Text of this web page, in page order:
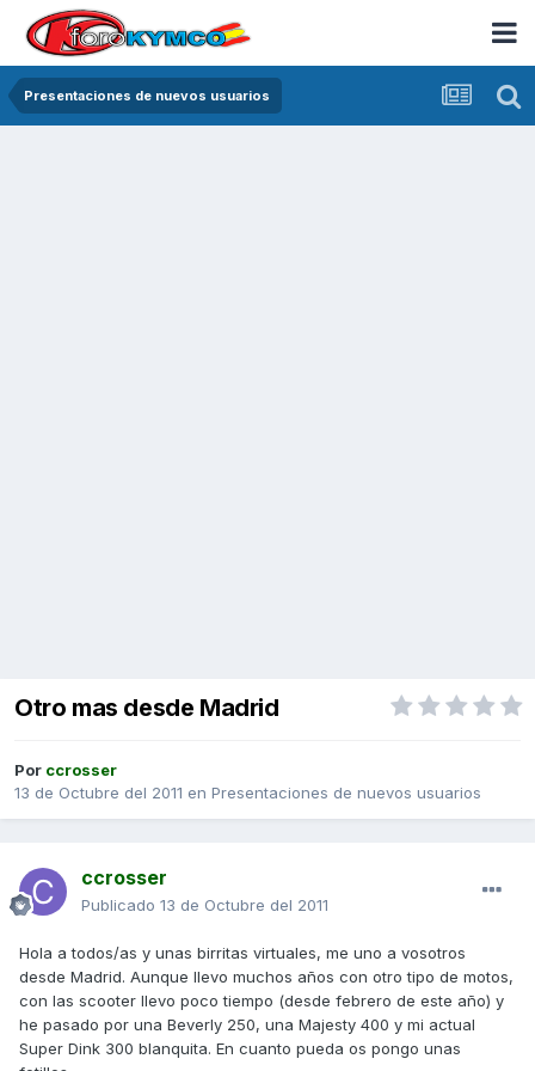
Presentaciones de nuevos usuarios
Otro mas desde Madrid
Por ccrosser
13 de Octubre del 2011 en Presentaciones de nuevos usuarios
ccrosser
Publicado 13 de Octubre del 2011
Hola a todos/as y unas birritas virtuales, me uno a vosotros
desde Madrid. Aunque llevo muchos años con otro tipo de motos,
con las scooter llevo poco tiempo (desde febrero de este año) y
he pasado por una Beverly 250, una Majesty 400 y mi actual
Super Dink 300 blanquita. En cuanto pueda os pongo unas